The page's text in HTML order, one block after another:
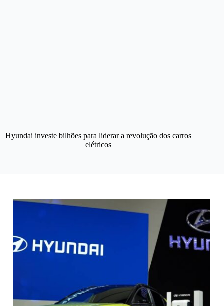
Hyundai investe bilhões para liderar a revolução dos carros
elétricos